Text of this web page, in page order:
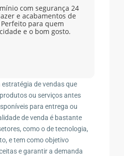
com segurança 24
e acabamentos de
para quem
e o bom gosto.
de vendas que
ou serviços antes
para entrega ou
de venda é bastante
como o de tecnologia,
e tem como objetivo
e garantir a demanda